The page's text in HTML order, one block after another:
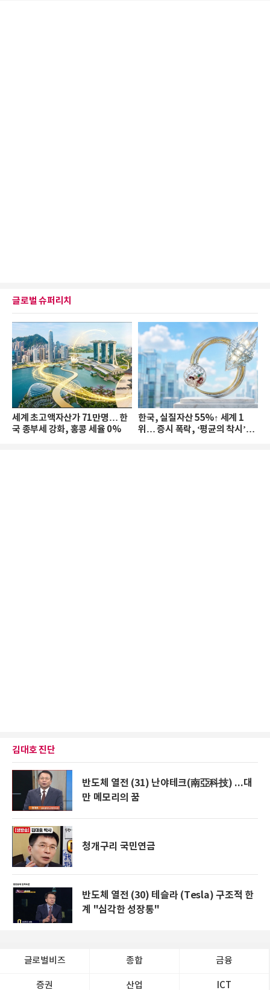
글로벌 슈퍼리치
세계 초고액자산가 71만명… 한
국 종부세 강화, 홍콩 세율 0%
한국, 실질자산 55%↑ 세계 1
위… 증시 폭락, ‘평균의 착시’와
김대호 진단
반도체 열전 (31) 난야테크(南亞科技) ...대
만 메모리의 꿈
청개구리 국민연금
반도체 열전 (30) 테슬라 (Tesla) 구조적 한
계 "심각한 성장통"
글로벌비즈 종합 금융
증권 산업 ICT